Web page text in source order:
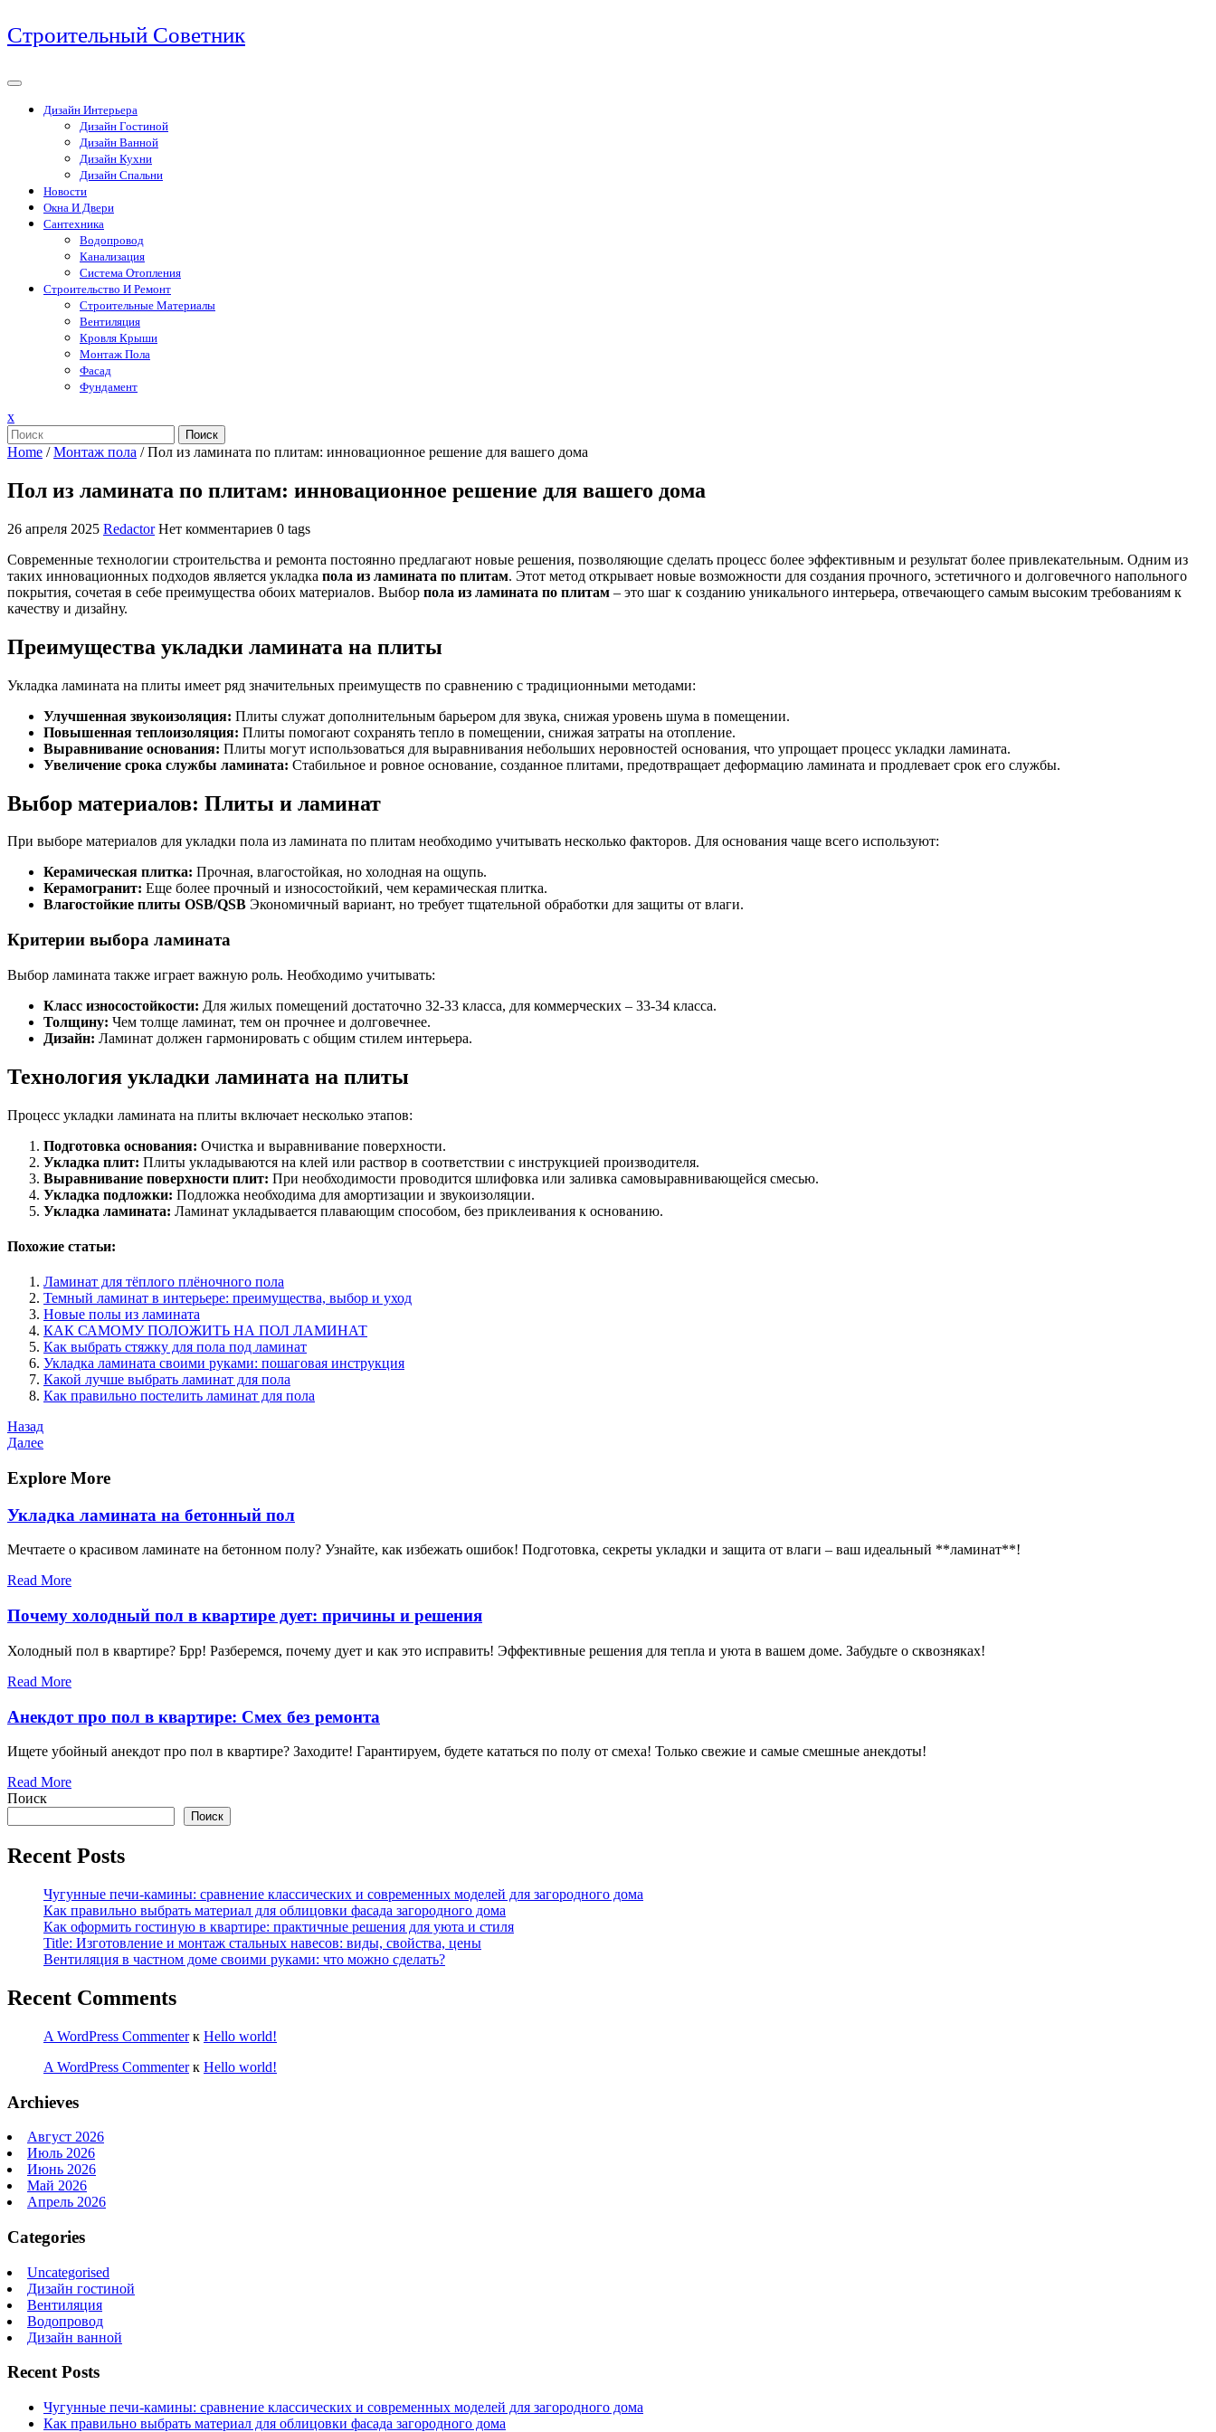
Перейти
к
Строительный Советник
Дизайн Интерьера
Дизайн Гостиной
Дизайн Ванной
Дизайн Кухни
Дизайн Спальни
Новости
Окна И Двери
Сантехника
Водопровод
Канализация
Система Отопления
Строительство И Ремонт
Строительные Материалы
Вентиляция
Кровля Крыши
Монтаж Пола
Фасад
Фундамент
xЗакрыть
меню
Поиск
Home /Монтаж пола /Пол из ламината по плитам: инновационное решение для вашего дома
Пол из ламината по плитам: инновационное решение для вашего дома
26 апреля 2025 Redactor Нет комментариев 0 tags
Современные технологии строительства и ремонта постоянно предлагают новые решения, позволяющие сделать процесс более эффективным и результат более привлекательным. Одним из
таких инновационных подходов является укладка пола из ламината по плитам. Этот метод открывает новые возможности для создания прочного, эстетичного и долговечного напольного
покрытия, сочетая в себе преимущества обоих материалов. Выбор пола из ламината по плитам – это шаг к созданию уникального интерьера, отвечающего самым высоким требованиям к
качеству и дизайну.
Преимущества укладки ламината на плиты
Укладка ламината на плиты имеет ряд значительных преимуществ по сравнению с традиционными методами:
Улучшенная звукоизоляция: Плиты служат дополнительным барьером для звука, снижая уровень шума в помещении.
Повышенная теплоизоляция: Плиты помогают сохранять тепло в помещении, снижая затраты на отопление.
Выравнивание основания: Плиты могут использоваться для выравнивания небольших неровностей основания, что упрощает процесс укладки ламината.
Увеличение срока службы ламината: Стабильное и ровное основание, созданное плитами, предотвращает деформацию ламината и продлевает срок его службы.
Выбор материалов: Плиты и ламинат
При выборе материалов для укладки пола из ламината по плитам необходимо учитывать несколько факторов. Для основания чаще всего используют:
Керамическая плитка: Прочная, влагостойкая, но холодная на ощупь.
Керамогранит: Еще более прочный и износостойкий, чем керамическая плитка.
Влагостойкие плиты OSB/QSB Экономичный вариант, но требует тщательной обработки для защиты от влаги.
Критерии выбора ламината
Выбор ламината также играет важную роль. Необходимо учитывать:
Класс износостойкости: Для жилых помещений достаточно 32-33 класса, для коммерческих – 33-34 класса.
Толщину: Чем толще ламинат, тем он прочнее и долговечнее.
Дизайн: Ламинат должен гармонировать с общим стилем интерьера.
Технология укладки ламината на плиты
Процесс укладки ламината на плиты включает несколько этапов:
Подготовка основания: Очистка и выравнивание поверхности.
Укладка плит: Плиты укладываются на клей или раствор в соответствии с инструкцией производителя.
Выравнивание поверхности плит: При необходимости проводится шлифовка или заливка самовыравнивающейся смесью.
Укладка подложки: Подложка необходима для амортизации и звукоизоляции.
Укладка ламината: Ламинат укладывается плавающим способом, без приклеивания к основанию.
Похожие статьи:
Ламинат для тёплого плёночного пола
Темный ламинат в интерьере: преимущества, выбор и уход
Новые полы из ламината
КАК САМОМУ ПОЛОЖИТЬ НА ПОЛ ЛАМИНАТ
Как выбрать стяжку для пола под ламинат
Укладка ламината своими руками: пошаговая инструкция
Какой лучше выбрать ламинат для пола
Как правильно постелить ламинат для пола
Навигация
по
записям
Предыдущая
запись
Назад
Следующая
Далее
Explore More
Укладка ламината на бетонный пол
Мечтаете о красивом ламинате на бетонном полу? Узнайте, как избежать ошибок! Подготовка, секреты укладки и защита от влаги – ваш идеальный **ламинат**!
Read More
Почему холодный пол в квартире дует: причины и решения
Холодный пол в квартире? Брр! Разберемся, почему дует и как это исправить! Эффективные решения для тепла и уюта в вашем доме. Забудьте о сквозняках!
Read More
Анекдот про пол в квартире: Смех без ремонта
Ищете убойный анекдот про пол в квартире? Заходите! Гарантируем, будете кататься по полу от смеха! Только свежие и самые смешные анекдоты!
Read More
Поиск
Поиск
Recent Posts
Чугунные печи-камины: сравнение классических и современных моделей для загородного дома
Как правильно выбрать материал для облицовки фасада загородного дома
Как оформить гостиную в квартире: практичные решения для уюта и стиля
Title: Изготовление и монтаж стальных навесов: виды, свойства, цены
Вентиляция в частном доме своими руками: что можно сделать?
Recent Comments
A WordPress Commenterк Hello world!
A WordPress Commenterк Hello world!
Archieves
Август 2026
Июль 2026
Июнь 2026
Май 2026
Апрель 2026
Categories
Uncategorised
Дизайн гостиной
Вентиляция
Водопровод
Дизайн ванной
Recent Posts
Чугунные печи-камины: сравнение классических и современных моделей для загородного дома
Как правильно выбрать материал для облицовки фасада загородного дома